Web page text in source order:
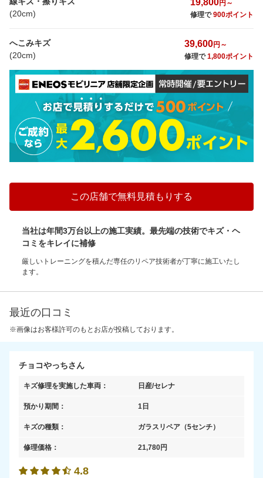
(20cm)
19,800円～
修理で900ポイント
へこみキズ
(20cm)
39,600円～
修理で1,800ポイント
この店舗で無料見積もりする
当社は年間3万台以上の施工実績。最先端の技術でキズ・ヘ
コミをキレイに補修
厳しいトレーニングを積んだ専任のリペア技術者が丁寧に施工いたし
ます。
最近の口コミ
※画像はお客様許可のもとお店が投稿しております。
チョコやっちさん
キズ修理を実施した車両： 日産/セレナ
預かり期間： 1日
キズの種類： ガラスリペア （5センチ）
修理価格： 21,780円
4.8